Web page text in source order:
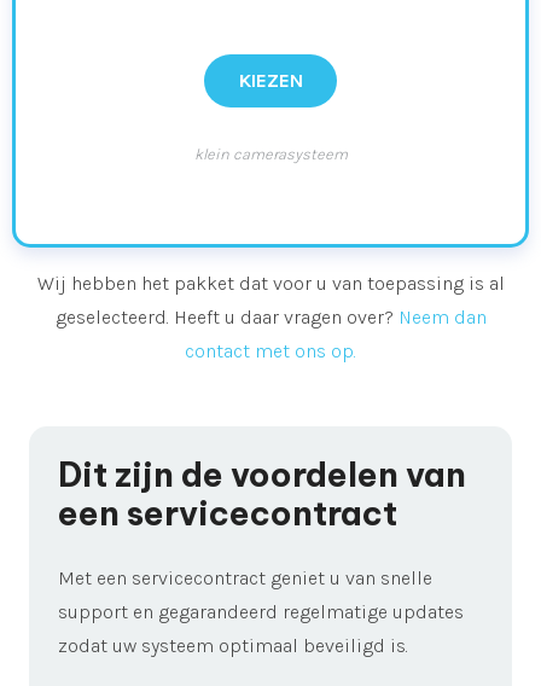
KIEZEN
klein camerasysteem
Wij hebben het pakket dat voor u van toepassing is al
geselecteerd. Heeft u daar vragen over? Neem dan
contact met ons op.
Dit zijn de voordelen van
een servicecontract
Met een servicecontract geniet u van snelle
support en gegarandeerd regelmatige updates
zodat uw systeem optimaal beveiligd is.